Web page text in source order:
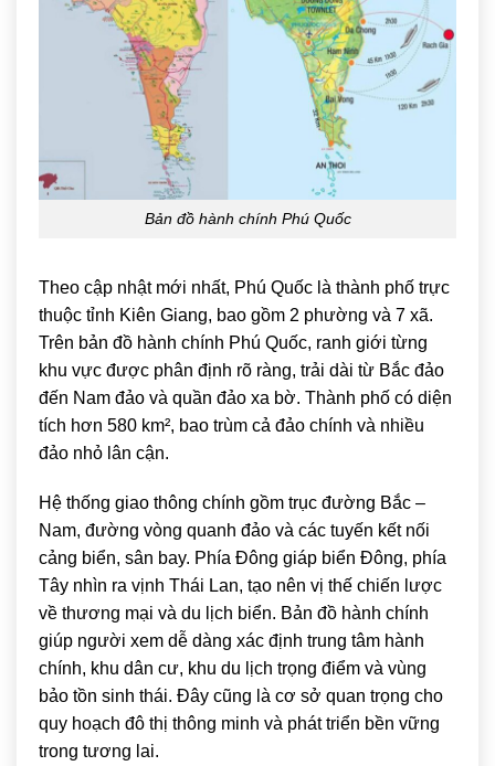
Bản đồ hành chính Phú Quốc
Theo cập nhật mới nhất, Phú Quốc là thành phố trực
thuộc tỉnh Kiên Giang, bao gồm 2 phường và 7 xã.
Trên bản đồ hành chính Phú Quốc, ranh giới từng
khu vực được phân định rõ ràng, trải dài từ Bắc đảo
đến Nam đảo và quần đảo xa bờ. Thành phố có diện
tích hơn 580 km², bao trùm cả đảo chính và nhiều
đảo nhỏ lân cận.
Hệ thống giao thông chính gồm trục đường Bắc –
Nam, đường vòng quanh đảo và các tuyến kết nối
cảng biển, sân bay. Phía Đông giáp biển Đông, phía
Tây nhìn ra vịnh Thái Lan, tạo nên vị thế chiến lược
về thương mại và du lịch biển. Bản đồ hành chính
giúp người xem dễ dàng xác định trung tâm hành
chính, khu dân cư, khu du lịch trọng điểm và vùng
bảo tồn sinh thái. Đây cũng là cơ sở quan trọng cho
quy hoạch đô thị thông minh và phát triển bền vững
trong tương lai.